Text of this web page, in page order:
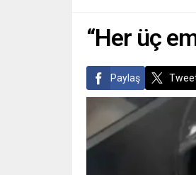
“Her üç
Paylaş